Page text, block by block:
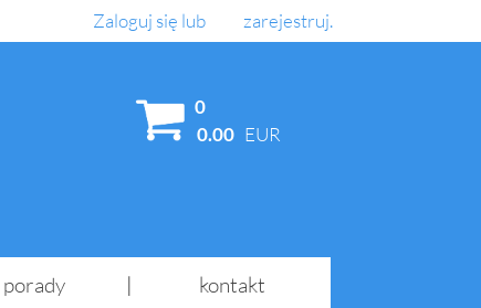
Zaloguj się lub zarejestruj.
0
0.00 EUR
porady kontakt